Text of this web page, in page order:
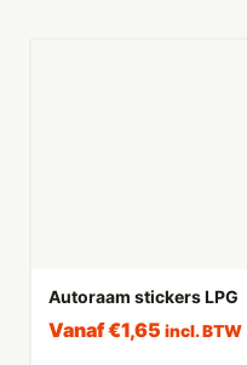
Autoraam stickers LPG
Vanaf€1,65 incl. BTW